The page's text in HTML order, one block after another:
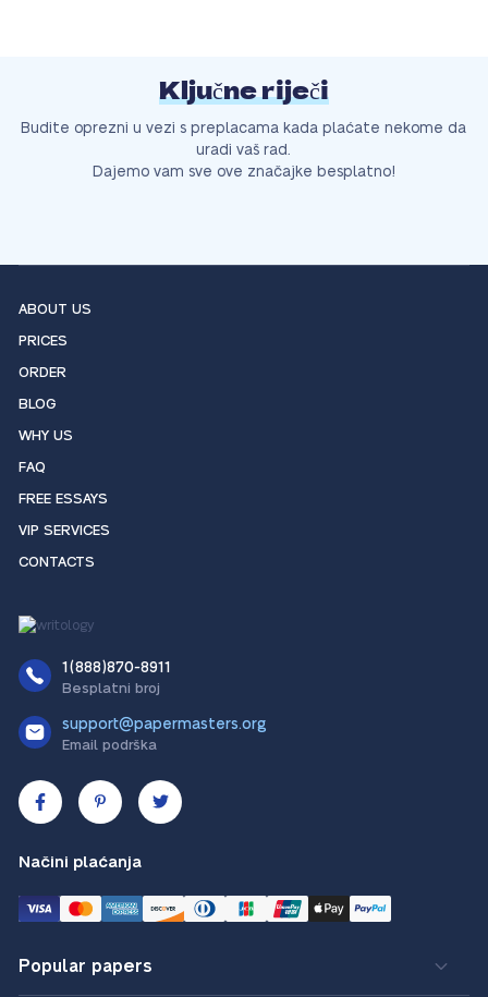
Ključne riječi
Budite oprezni u vezi s preplacama kada plaćate nekome da
uradi vaš rad.
Dajemo vam sve ove značajke besplatno!
ABOUT US
PRICES
ORDER
BLOG
WHY US
FAQ
FREE ESSAYS
VIP SERVICES
CONTACTS
1(888)870-8911
Besplatni broj
support@papermasters.org
Email podrška
Načini plaćanja
Popular papers